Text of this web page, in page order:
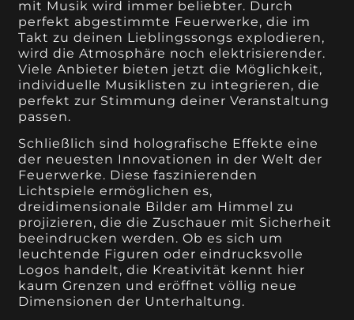
mit Musik wird immer beliebter. Durch
perfekt abgestimmte Feuerwerke, die im
Takt zu deinen Lieblingssongs explodieren,
wird die Atmosphäre noch elektrisierender.
Viele Anbieter bieten jetzt die Möglichkeit,
individuelle Musiklisten zu integrieren, die
perfekt zur Stimmung deiner Veranstaltung
passen.
Schließlich sind holografische Effekte eine
der neuesten Innovationen in der Welt der
Feuerwerke. Diese faszinierenden
Lichtspiele ermöglichen es,
dreidimensionale Bilder am Himmel zu
projizieren, die die Zuschauer mit Sicherheit
beeindrucken werden. Ob es sich um
leuchtende Figuren oder eindrucksvolle
Logos handelt, die Kreativität kennt hier
kaum Grenzen und eröffnet völlig neue
Dimensionen der Unterhaltung.